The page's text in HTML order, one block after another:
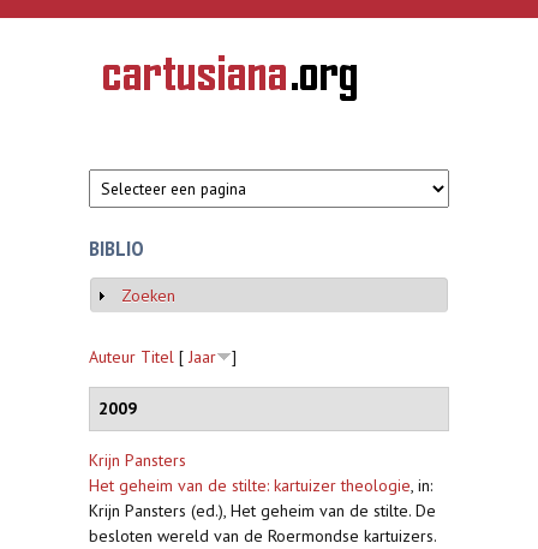
Overslaan en naar de inhoud gaan
CARTUSIANA
Geschiedenis
van de
BIBLIO
Weergeven
Zoeken
Auteur Titel [ Jaar ]
2009
Krijn Pansters
Het geheim van de stilte: kartuizer theologie, in:
Krijn Pansters (ed.), Het geheim van de stilte. De
besloten wereld van de Roermondse kartuizers.